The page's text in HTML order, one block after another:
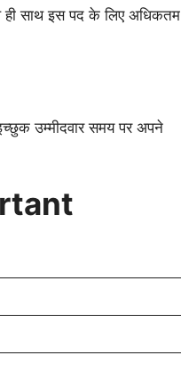
ही साथ इस पद के लिए अधिकतम
उम्मीदवार समय पर अपने